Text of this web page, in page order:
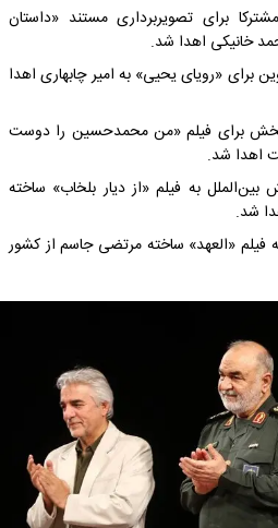
برای تصویربرداری مستند «داستان
خانیکی اهدا شد.
برای «رویای یحیی» به امیر چابهاری اهدا
برای فیلم «من محمدحسین را دوست
اهدا شد.
به فیلم «از دیار بلخاب» ساخته
شد.
فیلم «العهد» ساخته مرتضی جاسم از کشور